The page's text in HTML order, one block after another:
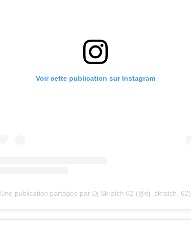
Voir cette publication sur Instagram
Une publication partagée par Dj Skratch 62 (@dj_skratch_62)